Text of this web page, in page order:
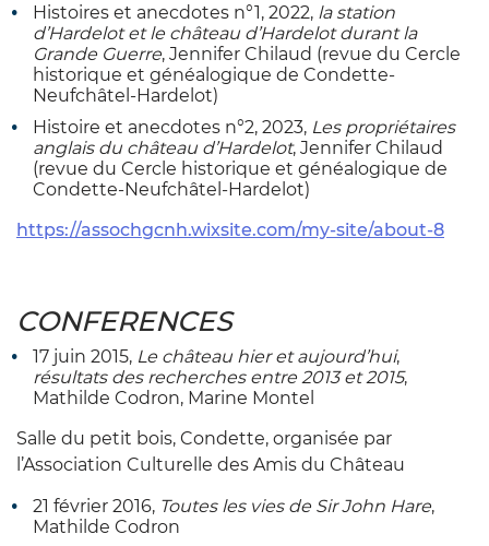
Histoires et anecdotes n°1, 2022, la station
d’Hardelot et le château d’Hardelot durant la
Grande Guerre, Jennifer Chilaud (revue du Cercle
historique et généalogique de Condette-
Neufchâtel-Hardelot)
Histoire et anecdotes n°2, 2023, Les propriétaires
anglais du château d’Hardelot, Jennifer Chilaud
(revue du Cercle historique et généalogique de
Condette-Neufchâtel-Hardelot)
https://assochgcnh.wixsite.com/my-site/about-8
CONFERENCES
17 juin 2015, Le château hier et aujourd’hui,
résultats des recherches entre 2013 et 2015,
Mathilde Codron, Marine Montel
Salle du petit bois, Condette, organisée par
l’Association Culturelle des Amis du Château
21 février 2016, Toutes les vies de Sir John Hare,
Mathilde Codron